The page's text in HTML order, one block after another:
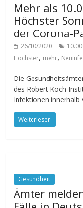
Mehr als
Höchster
der Corona-
26/10/2020
Höchster, mehr,
Die
des Robert Koch-
Infektionen innerhalb
Weiterlesen
Gesundheit
Ämter